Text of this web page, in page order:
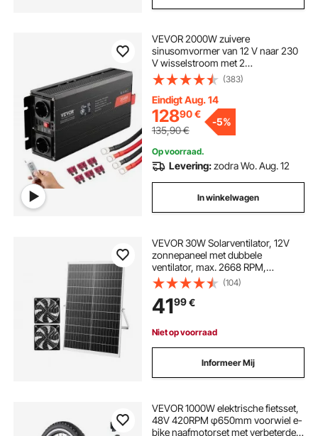
VEVOR 2000W zuivere
sinusomvormer van 12 V naar 230
V wisselstroom met 2
stopcontacten, 2 USB-poorten, 1
type-C-poort, lcd-scherm en
afstandsbediening voor
middelgrote huishoudelijke
apparaten
(383)
Eindigt Aug. 14
12890€
135,90€
-5%
Op voorraad.
Levering:zodra Wo. Aug. 12
In winkelwagen
VEVOR 30W Solarventilator, 12V
zonnepaneel met dubbele
ventilator, max. 2668 RPM,
zonneventilator voor 680 m³/h
luchtstroom, 5 m/s, op zonne-
energie werkende afzuigventilator
voor kleine kippenhokken en
kassen.
(104)
4199€
Niet op voorraad
Informeer Mij
VEVOR 1000W elektrische fietsset,
48V 420RPM φ650mm voorwiel e-
bike naafmotorset met verbeterde